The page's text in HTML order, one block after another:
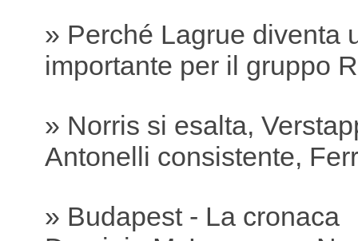
» Perché Lagrue diventa
importante per il gruppo
» Norris si esalta,
Antonelli consistente,
» Budapest - La cronaca